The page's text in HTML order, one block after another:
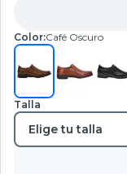
Color:Café Oscuro
Talla